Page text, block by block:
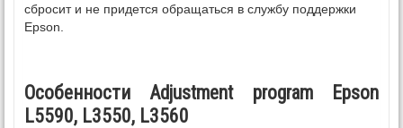
сбросит и не придется обращаться в службу поддержки
Epson.
Особенности Adjustment program Epson
L5590, L3550, L3560